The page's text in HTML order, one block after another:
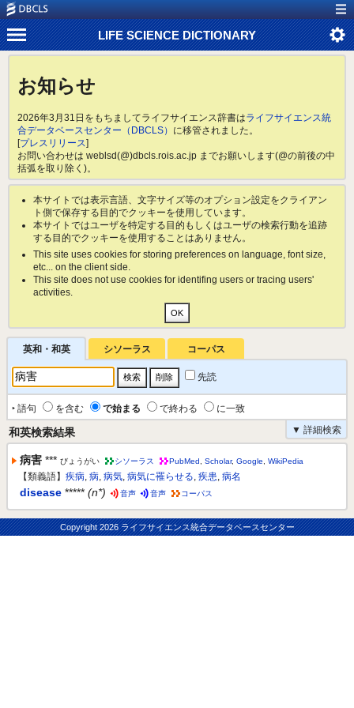
LIFE SCIENCE DICTIONARY
お知らせ
2026年3月31日をもちましてライフサイエンス辞書はライフサイエンス統
合データベースセンター（DBCLS） に移管されました。
[プレスリリース]
お問い合わせは weblsd(@)dbcls.rois.ac.jp までお願いします(@の前後の中
括弧を取り除く)。
本サイトでは表示言語、文字サイズ等のオプション設定をクライアン
ト側で保存する目的でクッキーを使用しています。
本サイトではユーザを特定する目的もしくはユーザの検索行動を追跡
する目的でクッキーを使用することはありません。
This site uses cookies for storing preferences on language, font size,
etc... on the client side.
This site does not use cookies for identifing users or tracing users'
activities.
英和・和英 シソーラス コーパス
先読
‣ 語句 を含む で始まる で終わる
に一致
▼ 詳細検索
和英検索結果
病害 *** びょうがい シソーラス PubMed Scholar, Google WikiPedia
【類義語】 疾病, 病, 病気, 病気に罹らせる, 疾患, 病名
disease ***** (n*) 音声 音声 コーパス
Copyright2026 ライフサイエンス統合データベースセンター